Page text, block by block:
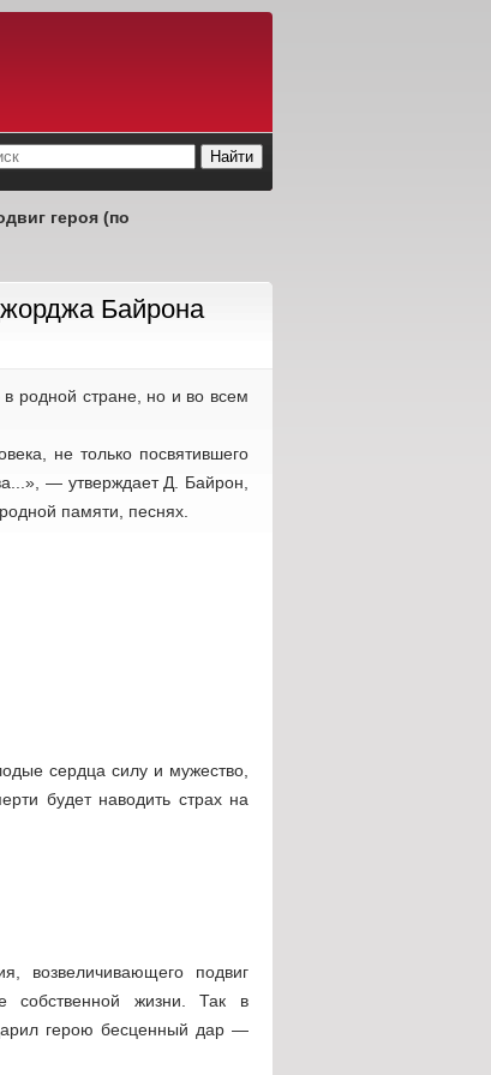
героя (по
Байрона
родной стране, но и во всем
не только посвятившего
— утверждает Д. Байрон,
памяти, песнях.
сердца силу и мужество,
будет наводить страх на
возвеличивающего подвиг
собственной жизни. Так в
герою бесценный дар —